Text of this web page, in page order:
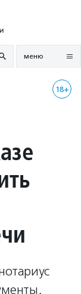
меню
18+